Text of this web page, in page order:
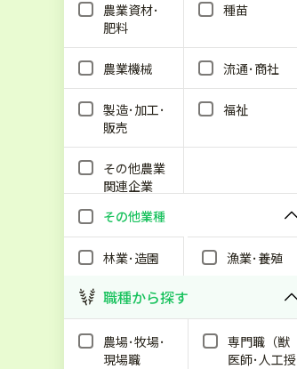
農業資材･
肥料
種苗
農業機械 流通･商社
製造･加工･
販売
福祉
その他農業
関連企業
その他業種
林業･造園 漁業･養殖
職種から探す
農場･牧場･
現場職
専門職（獣
医師･人工授